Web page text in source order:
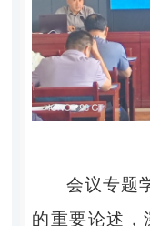
会议专题
的重要论述，